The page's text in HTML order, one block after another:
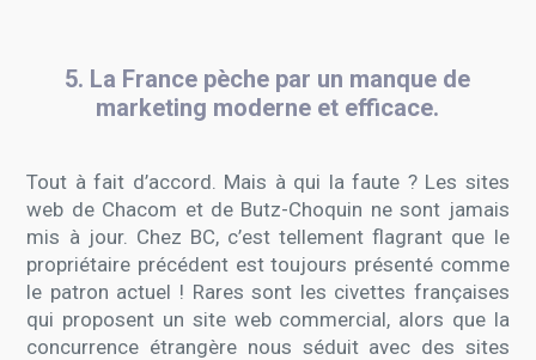
5. La France pèche par un manque de
marketing moderne et efficace.
Tout à fait d’accord. Mais à qui la faute ? Les sites
web de Chacom et de Butz-Choquin ne sont jamais
mis à jour. Chez BC, c’est tellement flagrant que le
propriétaire précédent est toujours présenté comme
le patron actuel ! Rares sont les civettes françaises
qui proposent un site web commercial, alors que la
concurrence étrangère nous séduit avec des sites